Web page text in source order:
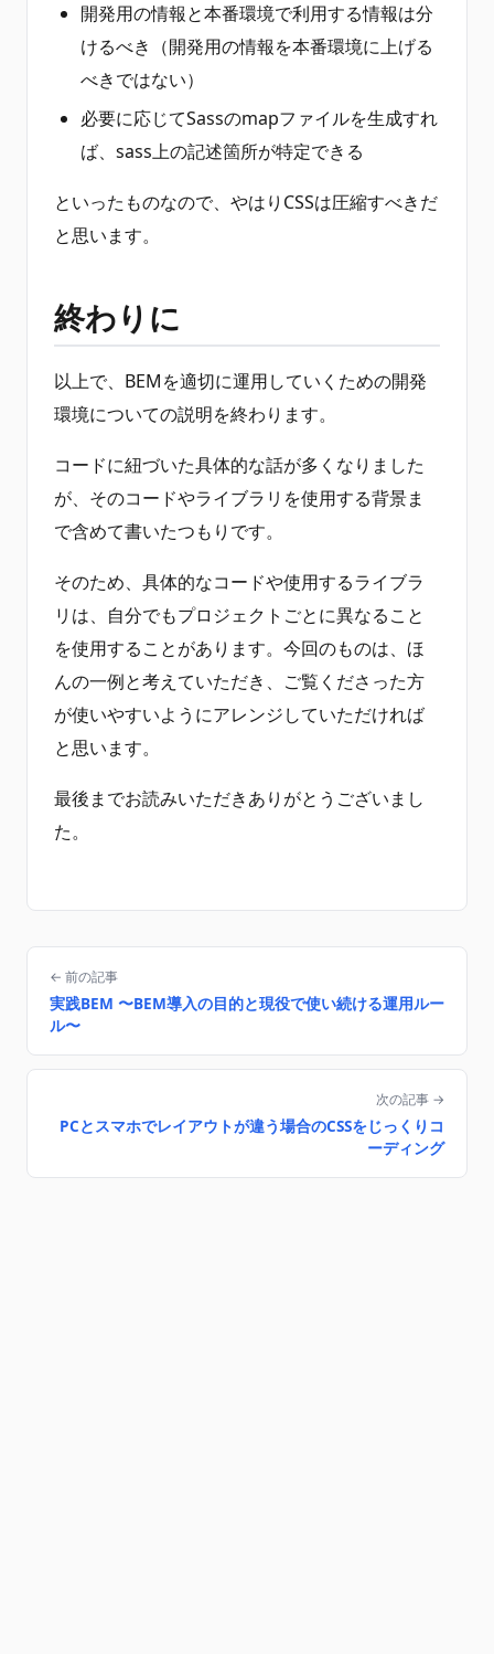
開発用の情報と本番環境で利用する情報は分
けるべき（開発用の情報を本番環境に上げる
べきではない）
必要に応じてSassのmapファイルを生成すれ
ば、sass上の記述箇所が特定できる
といったものなので、やはりCSSは圧縮すべきだ
と思います。
終わりに
以上で、BEMを適切に運用していくための開発
環境についての説明を終わります。
コードに紐づいた具体的な話が多くなりました
が、そのコードやライブラリを使用する背景ま
で含めて書いたつもりです。
そのため、具体的なコードや使用するライブラ
リは、自分でもプロジェクトごとに異なること
を使用することがあります。今回のものは、ほ
んの一例と考えていただき、ご覧くださった方
が使いやすいようにアレンジしていただければ
と思います。
最後までお読みいただきありがとうございまし
た。
← 前の記事
実践BEM 〜BEM導入の目的と現役で使い続ける運用ルー
ル〜
次の記事 →
PCとスマホでレイアウトが違う場合のCSSをじっくりコ
ーディング